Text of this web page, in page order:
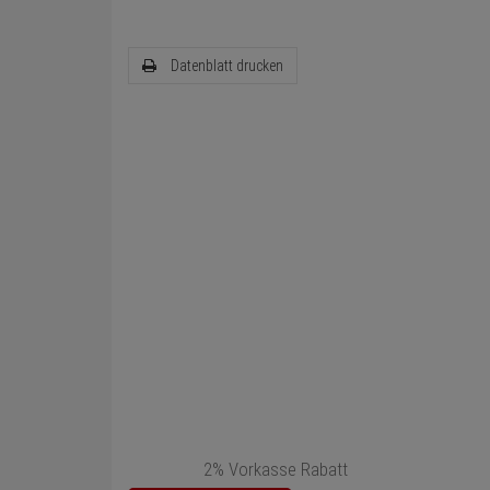
Datenblatt drucken
2% Vorkasse Rabatt